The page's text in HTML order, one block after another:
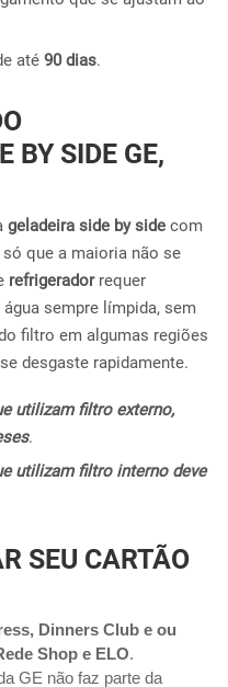
até 90 dias.
BY SIDE GE,
geladeira side by side com
que a maioria não se
refrigeradorrequer
sempre límpida, sem
filtro em algumas regiões
desgaste rapidamente.
utilizam filtro externo,
.
utilizam filtro interno deve
SEU CARTÃO
Dinners Club e ou
Shop e ELO.
GE não faz parte da